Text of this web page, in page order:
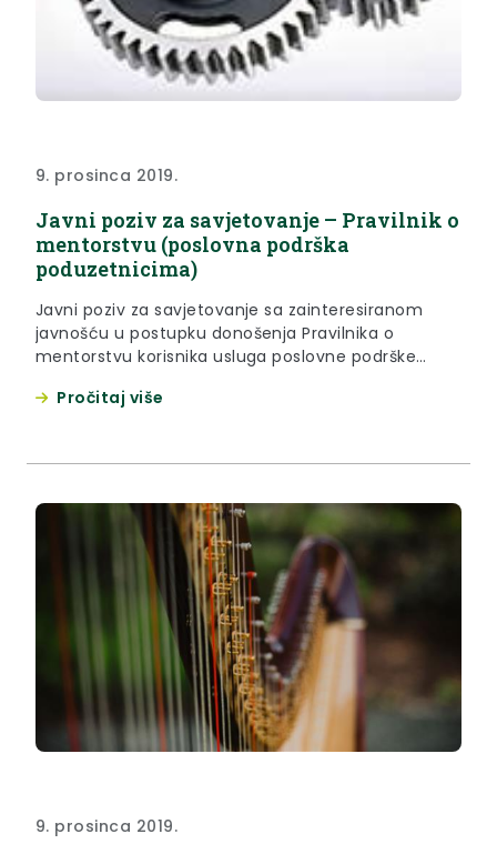
9. prosinca 2019.
Javni poziv za savjetovanje – Pravilnik o
mentorstvu (poslovna podrška
poduzetnicima)
Javni poziv za savjetovanje sa zainteresiranom
javnošću u postupku donošenja Pravilnika o
mentorstvu korisnika usluga poslovne podrške
Pročitaj više
9. prosinca 2019.